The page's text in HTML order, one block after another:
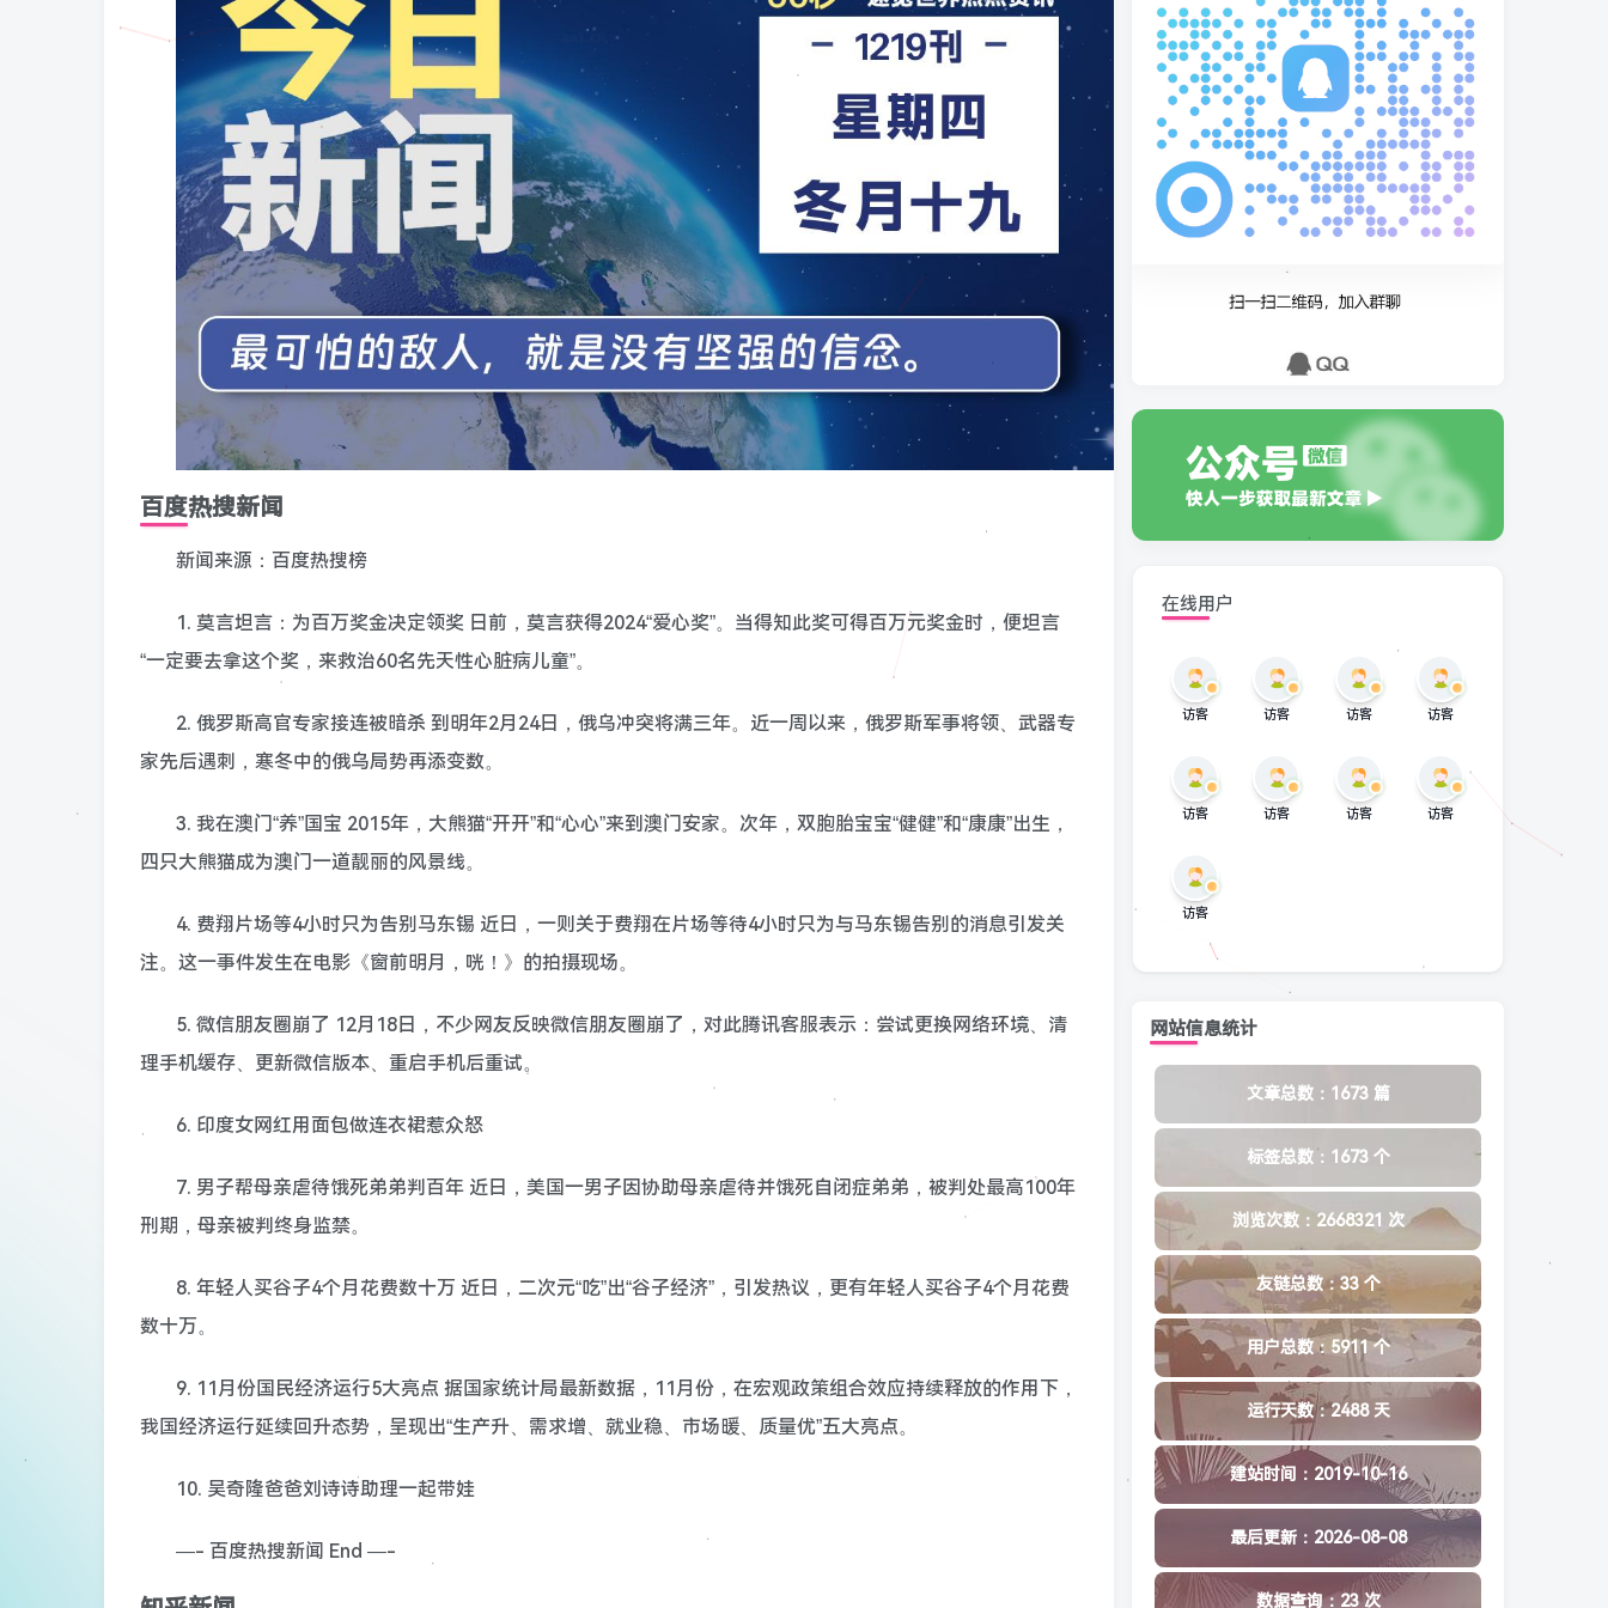
百度热搜新闻
新闻来源：百度热搜榜
1. 莫言坦言：为百万奖金决定领奖 日前，莫言获得2024“爱心奖”。当得知此奖可得百万元奖金时，便坦言
“一定要去拿这个奖，来救治60名先天性心脏病儿童”。
2. 俄罗斯高官专家接连被暗杀 到明年2月24日，俄乌冲突将满三年。近一周以来，俄罗斯军事将领、武器专
家先后遇刺，寒冬中的俄乌局势再添变数。
3. 我在澳门“养”国宝 2015年，大熊猫“开开”和“心心”来到澳门安家。次年，双胞胎宝宝“健健”和“康康”出生，
四只大熊猫成为澳门一道靓丽的风景线。
4. 费翔片场等4小时只为告别马东锡 近日，一则关于费翔在片场等待4小时只为与马东锡告别的消息引发关
注。这一事件发生在电影《窗前明月，咣！》的拍摄现场。
5. 微信朋友圈崩了 12月18日，不少网友反映微信朋友圈崩了，对此腾讯客服表示：尝试更换网络环境、清
理手机缓存、更新微信版本、重启手机后重试。
6. 印度女网红用面包做连衣裙惹众怒
7. 男子帮母亲虐待饿死弟弟判百年 近日，美国一男子因协助母亲虐待并饿死自闭症弟弟，被判处最高100年
刑期，母亲被判终身监禁。
8. 年轻人买谷子4个月花费数十万 近日，二次元“吃”出“谷子经济”，引发热议，更有年轻人买谷子4个月花费
数十万。
9. 11月份国民经济运行5大亮点 据国家统计局最新数据，11月份，在宏观政策组合效应持续释放的作用下，
我国经济运行延续回升态势，呈现出“生产升、需求增、就业稳、市场暖、质量优”五大亮点。
10. 吴奇隆爸爸刘诗诗助理一起带娃
—- 百度热搜新闻 End —-
在线用户
访客 访客 访客 访客
访客 访客 访客 访客
访客
网站信息统计
文章总数：1673 篇
标签总数：1673 个
浏览次数：2668321 次
友链总数：33 个
用户总数：5911 个
运行天数：2488 天
建站时间：2019-10-16
最后更新：2026-08-08
数据查询：23 次